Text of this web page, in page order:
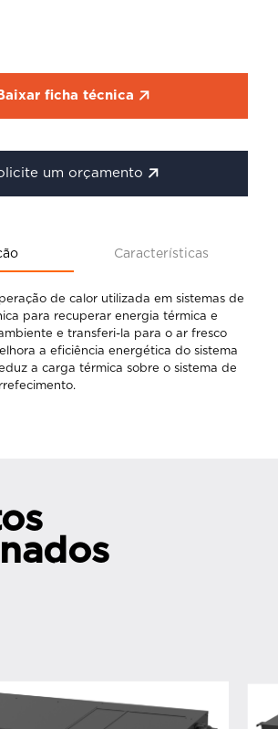
ficha técnica
um orçamento
Características
de calor utilizada em sistemas de
para recuperar energia térmica e
e transferi-la para o ar fresco
a eficiência energética do sistema
a carga térmica sobre o sistema de